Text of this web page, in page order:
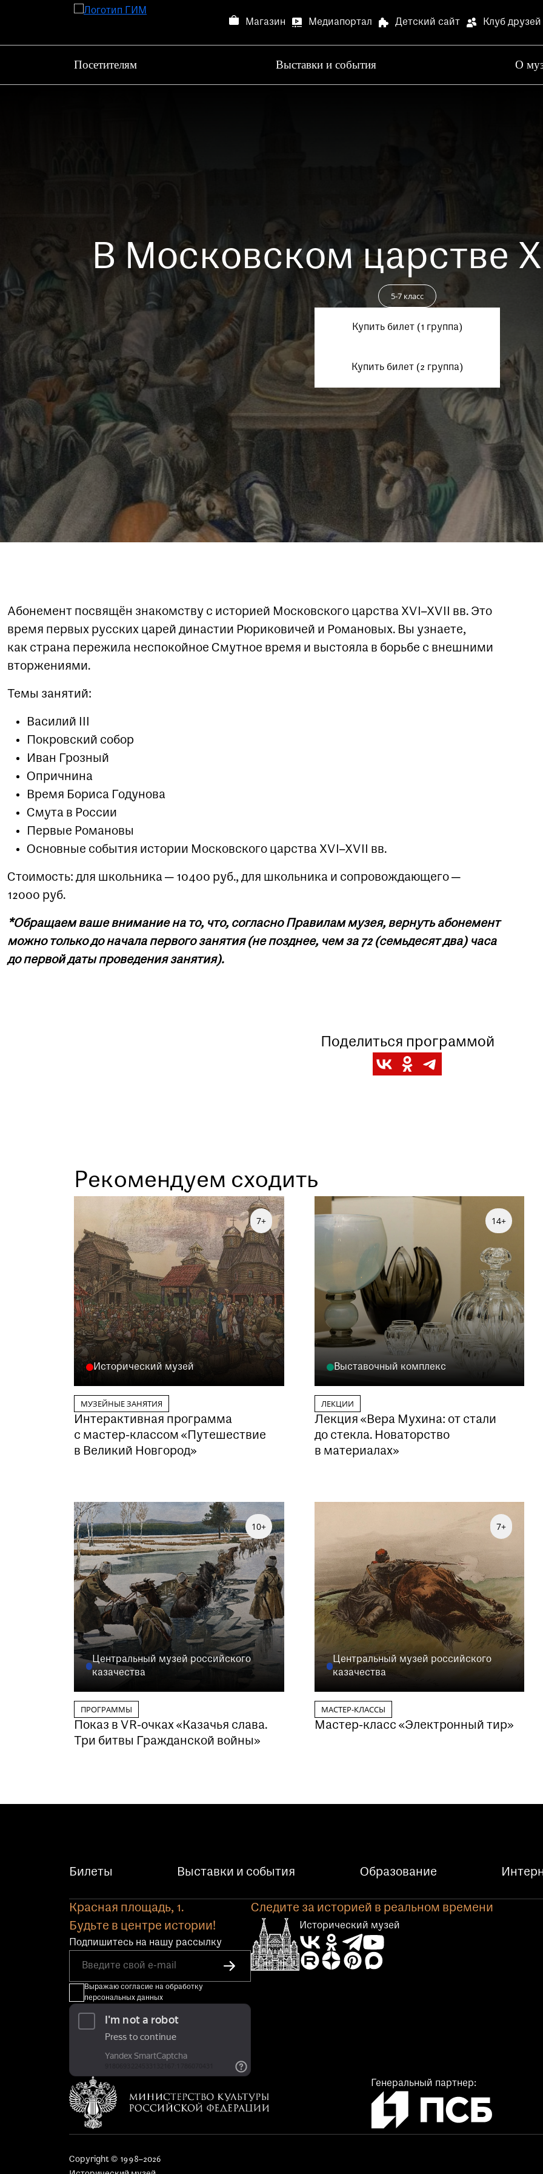
Магазин Медиапортал Детский сайт Клуб друзей
Посетителям Выставки и события О
Посетителям
Выставки и события
Ваше
В Московском царстве
5-7 класс
Купить билет (1 группа)
Купить билет (2 группа)
Абонемент посвящён знакомству с историей Московского царства XVI–XVII вв. Это
время первых русских царей династии Рюриковичей и Романовых. Вы узнаете,
как страна пережила неспокойное Смутное время и выстояла в борьбе с внешними
вторжениями.
Темы занятий:
Василий III
Покровский собор
Иван Грозный
Опричнина
Время Бориса Годунова
Смута в России
Первые Романовы
Основные события истории Московского царства XVI–XVII вв.
Стоимость: для школьника — 10400 руб., для школьника и сопровождающего —
12000 руб.
*Обращаем ваше внимание на то, что, согласно Правилам музея, вернуть абонемент
можно только до начала первого занятия (не позднее, чем за 72 (семьдесят два) часа
до первой даты проведения занятия).
Поделиться программой
Рекомендуем сходить
Исторический музей
7+
МУЗЕЙНЫЕ ЗАНЯТИЯ
Интерактивная программа
с мастер-классом «Путешествие
в Великий Новгород»
Выставочный комплекс
14+
ЛЕКЦИИ
Лекция «Вера Мухина: от стали
до стекла. Новаторство
в материалах»
Центральный музей российского
казачества
10+
ПРОГРАММЫ
Показ в VR-очках «Казачья слава.
Три битвы Гражданской войны»
Центральный музей российского
казачества
7+
МАСТЕР-КЛАССЫ
Мастер-класс «Электронный тир»
Билеты Выставки и события Образование
Красная площадь, 1.
Будьте в центре истории!
Подпишитесь на нашу рассылку
Выражаю согласие на обработку
персональных данных
Следите за историей в реальном времени
Исторический музей
Генеральный партнер:
Copyright © 1998–2026